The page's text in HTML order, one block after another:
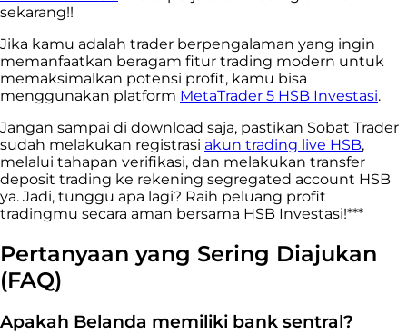
sekarang!!
Jika kamu adalah trader berpengalaman yang ingin
memanfaatkan beragam fitur trading modern untuk
memaksimalkan potensi profit, kamu bisa
menggunakan platform MetaTrader 5 HSB Investasi.
Jangan sampai di download saja, pastikan Sobat Trader
sudah melakukan registrasi akun trading live HSB,
melalui tahapan verifikasi, dan melakukan transfer
deposit trading ke rekening segregated account HSB
ya. Jadi, tunggu apa lagi? Raih peluang profit
tradingmu secara aman bersama HSB Investasi!***
Pertanyaan yang Sering Diajukan
(FAQ)
Apakah Belanda memiliki bank sentral?